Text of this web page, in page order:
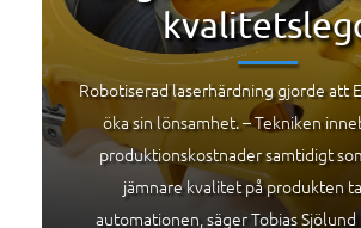
Robotiserad laserhärdning gjorde att
öka sin lönsamhet. – Tekniken
produktionskostnader samtidigt
jämnare kvalitet på produkten
automationen, säger Tobias Sjölund